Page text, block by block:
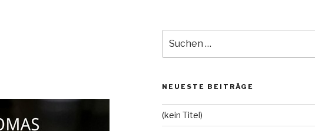
nach:
NEUESTE BEITRÄGE
(kein Titel)